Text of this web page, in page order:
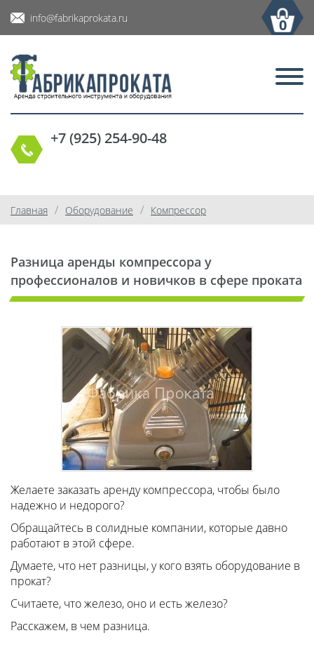
info@fabrikaprokata.ru 0
+7 (925) 254-90-48
Главная / Оборудование / Компрессор
Разница аренды компрессора у
профессионалов и новичков в сфере проката
Желаете заказать аренду компрессора, чтобы было
надежно и недорого?
Обращайтесь в солидные компании, которые давно
работают в этой сфере.
Думаете, что нет разницы, у кого взять оборудование в
прокат?
Считаете, что железо, оно и есть железо?
Расскажем, в чем разница.